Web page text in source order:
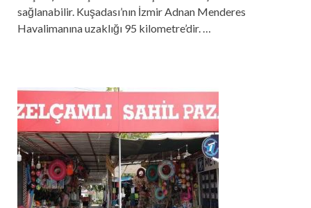
sağlanabilir. Kuşadası’nın İzmir Adnan Menderes
Havalimanına uzaklığı 95 kilometre’dir. …